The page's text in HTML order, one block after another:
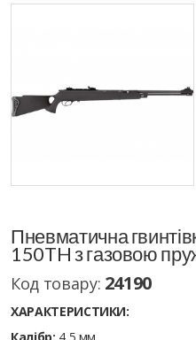
Пневматична
150TH з газовою
Код товару: 24190
ХАРАКТЕРИСТИКИ: